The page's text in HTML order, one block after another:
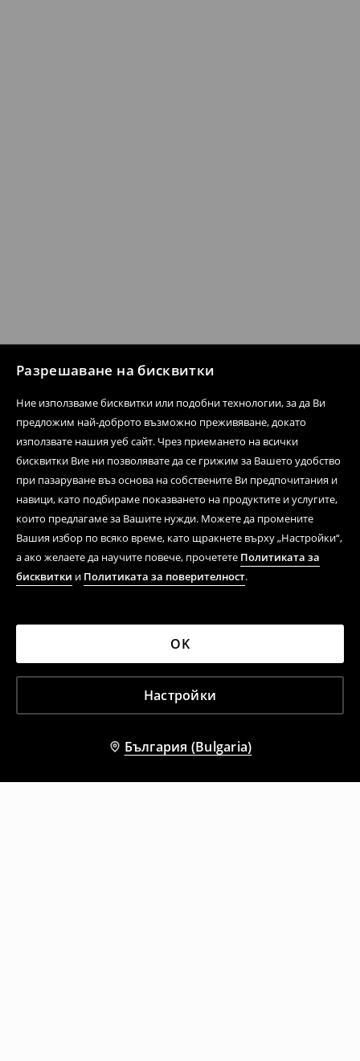
Разрешаване на бисквитки
Ние използваме бисквитки или подобни технологии, за да Ви
предложим най-доброто възможно преживяване, докато
използвате нашия уеб сайт. Чрез приемането на всички
бисквитки Вие ни позволявате да се грижим за Вашето удобство
при пазаруване въз основа на собствените Ви предпочитания и
навици, като подбираме показването на продуктите и услугите,
които предлагаме за Вашите нужди. Можете да промените
Вашия избор по всяко време, като щракнете върху „Настройки“,
а ако желаете да научите повече, прочетете Политиката за
бисквитки и Политиката за поверителност.
Настройки
OK
България (Bulgaria)